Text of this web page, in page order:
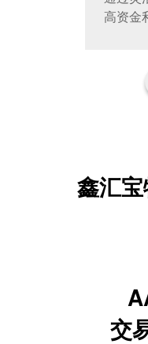
高资金
鑫汇
交